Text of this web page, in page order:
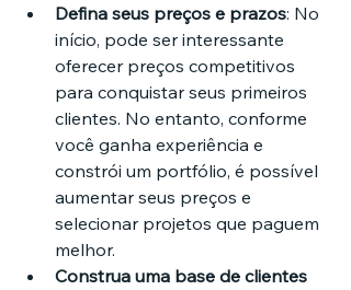
Defina seus preços e prazos: No
início, pode ser interessante
oferecer preços competitivos
para conquistar seus primeiros
clientes. No entanto, conforme
você ganha experiência e
constrói um portfólio, é possível
aumentar seus preços e
selecionar projetos que paguem
melhor.
Construa uma base de clientes